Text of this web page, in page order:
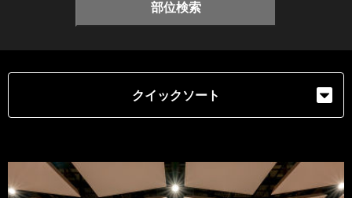
部位検索
クイックソート